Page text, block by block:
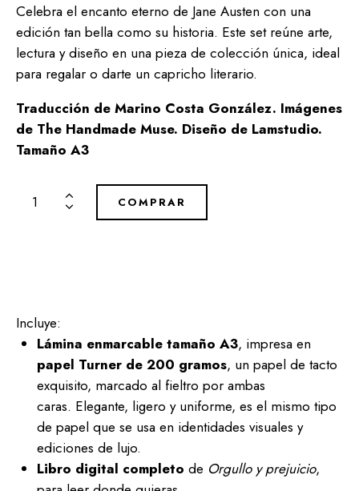
Celebra el encanto eterno de Jane Austen con una
edición tan bella como su historia. Este set reúne arte,
lectura y diseño en una pieza de colección única, ideal
para regalar o darte un capricho literario.
Traducción de Marino Costa González. Imágenes
de The Handmade Muse. Diseño de Lamstudio.
Tamaño A3
COMPRAR
Incluye:
Lámina enmarcable tamaño A3, impresa en
papel Turner de 200 gramos, un papel de tacto
exquisito, marcado al fieltro por ambas
caras. Elegante, ligero y uniforme, es el mismo tipo
de papel que se usa en identidades visuales y
ediciones de lujo.
Libro digital completo de Orgullo y prejuicio,